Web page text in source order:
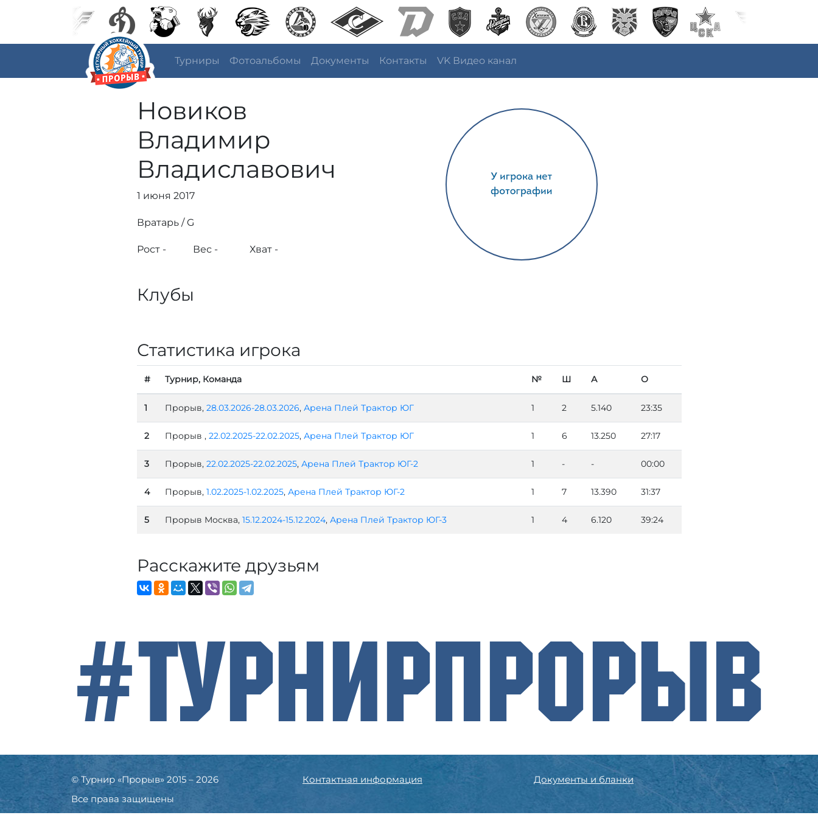
Турниры Фотоальбомы Документы Контакты VK Видео канал
Новиков
Владимир
Владиславович
1 июня 2017
Вратарь / G
Рост - Вес - Хват -
Клубы
Статистика игрока
# Турнир, Команда № Ш А О
1 Прорыв, 28.03.2026-28.03.2026, Арена Плей Трактор ЮГ 1 2 5.140 23:35
2 Прорыв , 22.02.2025-22.02.2025, Арена Плей Трактор ЮГ 1 6 13.250 27:17
3 Прорыв, 22.02.2025-22.02.2025, Арена Плей Трактор ЮГ-2 1 - - 00:00
4 Прорыв, 1.02.2025-1.02.2025, Арена Плей Трактор ЮГ-2 1 7 13.390 31:37
5 Прорыв Москва, 15.12.2024-15.12.2024, Арена Плей Трактор ЮГ-3 1 4 6.120 39:24
Расскажите друзьям
#ТурнирПрорыв
© Турнир «Прорыв» 2015 – 2026
Все права защищены
Контактная информация Документы и бланки